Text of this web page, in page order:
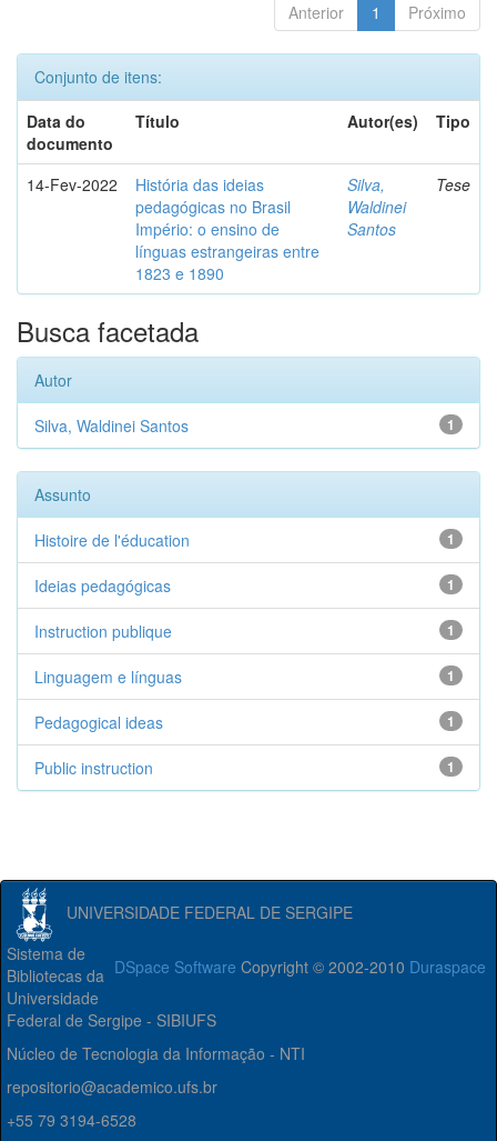
Anterior 1 Próximo
Conjunto de itens:
Data do
documento
Título Autor(es) Tipo
14-Fev-2022
História das ideias
pedagógicas no Brasil
Império: o ensino de
línguas estrangeiras entre
1823 e 1890
Silva,
Waldinei
Santos
Tese
Busca facetada
Autor
1
Silva, Waldinei Santos
Assunto
1
Histoire de l'éducation
1
Ideias pedagógicas
1
Instruction publique
1
Linguagem e línguas
1
Pedagogical ideas
1
Public instruction
UNIVERSIDADE FEDERAL DE SERGIPE
DSpace Software Copyright © 2002-2010 Duraspace
Sistema de
Bibliotecas da
Universidade
Federal de Sergipe - SIBIUFS
Núcleo de Tecnologia da Informação - NTI
repositorio@academico.ufs.br
+55 79 3194-6528